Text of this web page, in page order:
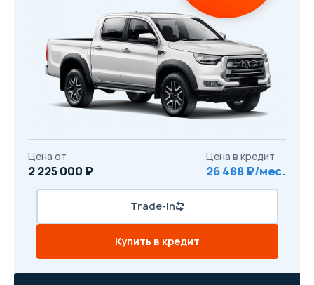
8 800 500-03-23
с 08:00 по 20:00, без выходных
Привольная улица, 2, к5
Перезвоните мне
Цена от
2 225 000 ₽
Цена в кредит
26 488 ₽/мес.
Trade-in
Купить в кредит